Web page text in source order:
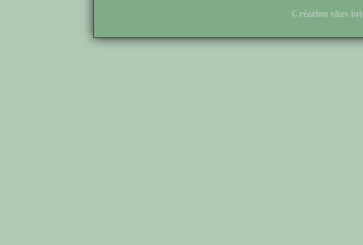
Création sites